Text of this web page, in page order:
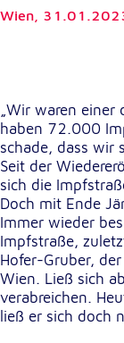
Wien,
„Wir waren
haben 72.000
schade, dass wir
Seit der
sich die
Doch mit Ende
Immer wieder
Impfstraße,
Hofer-Gruber,
Wien. Ließ sich
verabreichen.
ließ er sich doch
Zweck:
Dieser
Cookie
1 Jahr
Statistik
Statistik